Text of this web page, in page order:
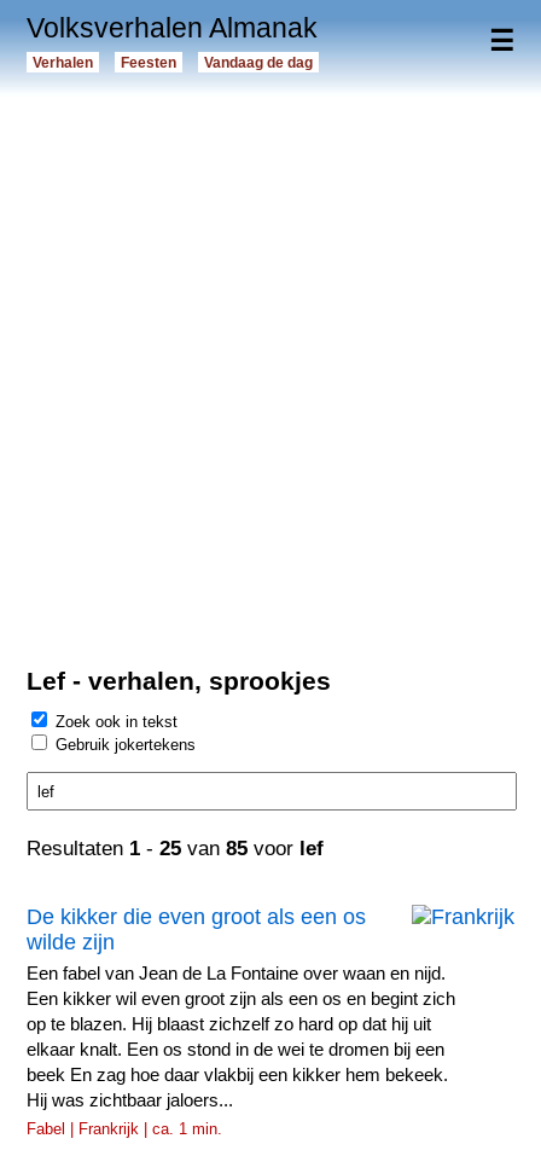
☰
Volksverhalen Almanak
Verhalen Feesten Vandaag de dag
Lef - verhalen, sprookjes
Zoek ook in tekst
Gebruik jokertekens
Resultaten 1 -25 van85 voor lef
De kikker die even groot als een os
wilde zijn
Een fabel van Jean de La Fontaine over waan en nijd.
Een kikker wil even groot zijn als een os en begint zich
op te blazen. Hij blaast zichzelf zo hard op dat hij uit
elkaar knalt. Een os stond in de wei te dromen bij een
beek En zag hoe daar vlakbij een kikker hem bekeek.
Hij was zichtbaar jaloers...
Fabel | Frankrijk | ca. 1 min.